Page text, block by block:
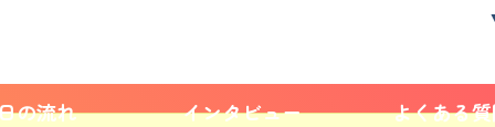
の流れ インタビュー よくある